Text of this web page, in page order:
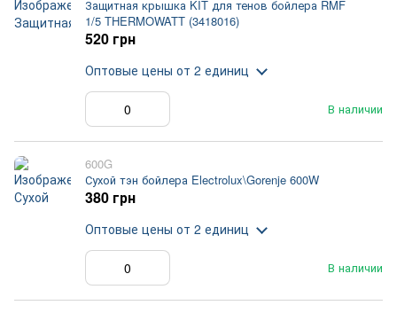
Защитная крышка KIT для тенов бойлера RMF
1/5 THERMOWATT (3418016)
В наличии
520 грн
Оптовые цены от 2 единиц
600G
Сухой тэн бойлера Electrolux\Gorenje 600W
В наличии
380 грн
Оптовые цены от 2 единиц